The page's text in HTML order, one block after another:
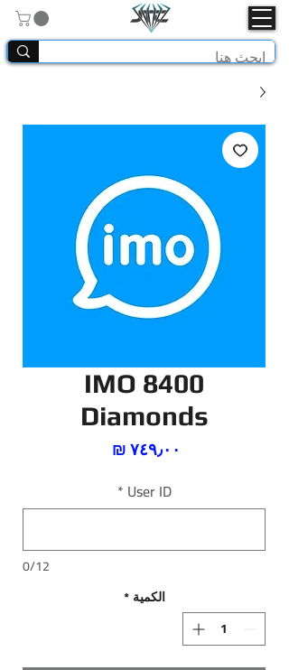
IMO 8400
Diamonds
User ID
*
0/12
الكمية *